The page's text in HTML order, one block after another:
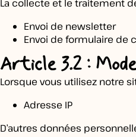
La collecte et le traitement
Envoi de newsletter
Envoi de formulaire de
Article 3.2 :
Lorsque vous utilisez notre
Adresse IP
D’autres données